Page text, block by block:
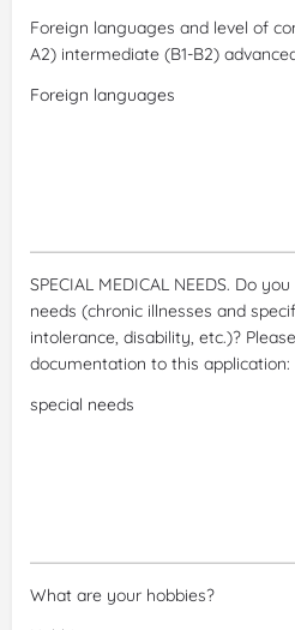
Foreign languages and level of
A2) intermediate (B1-B2)
SPECIAL MEDICAL NEEDS. Do
needs (chronic illnesses and
intolerance, disability, etc.)?
documentation to this application:
What are your hobbies?